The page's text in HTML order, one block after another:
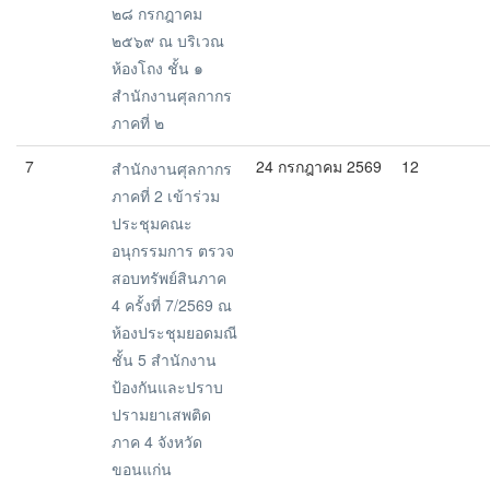
๒๘ กรกฎาคม
๒๕๖๙ ณ บริเวณ
ห้องโถง ชั้น ๑
สำนักงานศุลกากร
ภาคที่ ๒
7
สำนักงานศุลกากร
ภาคที่ 2 เข้าร่วม
ประชุมคณะ
อนุกรรมการ ตรวจ
สอบทรัพย์สินภาค
4 ครั้งที่ 7/2569 ณ
ห้องประชุมยอดมณี
ชั้น 5 สำนักงาน
ป้องกันและปราบ
ปรามยาเสพติด
ภาค 4 จังหวัด
ขอนแก่น
24 กรกฎาคม 2569 12